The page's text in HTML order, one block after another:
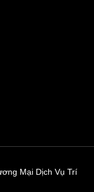
Mại Dịch Vụ Trí